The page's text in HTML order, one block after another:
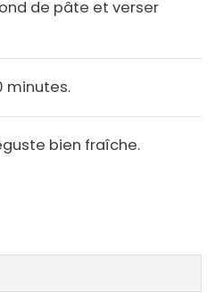
de pâte et verser
minutes.
bien fraîche.